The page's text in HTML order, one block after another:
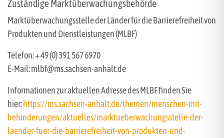
Zuständige Marktüberwachungsbehörde
Marktüberwachungsstelle der Länder für die Barrierefreiheit von
Produkten und Dienstleistungen (MLBF)
Telefon: + 49 (0) 391 567 6970
E-Mail: mlbf@ms.sachsen-anhalt.de
Informationen zur aktuellen Adresse des MLBF finden Sie
hier:https://ms.sachsen-anhalt.de/themen/menschen-mit-
behinderungen/aktuelles/marktueberwachungsstelle-der-
laender-fuer-die-barrierefreiheit-von-produkten-und-